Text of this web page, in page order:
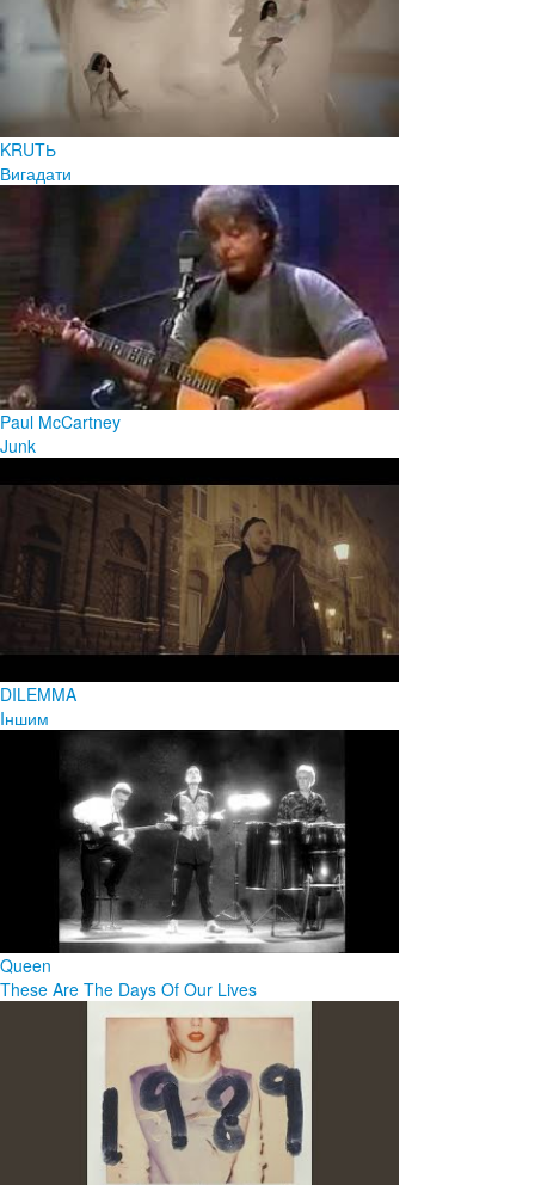
KRUTЬ
Вигадати
Paul McCartney
Junk
DILEMMA
Iншим
Queen
These Are The Days Of Our Lives